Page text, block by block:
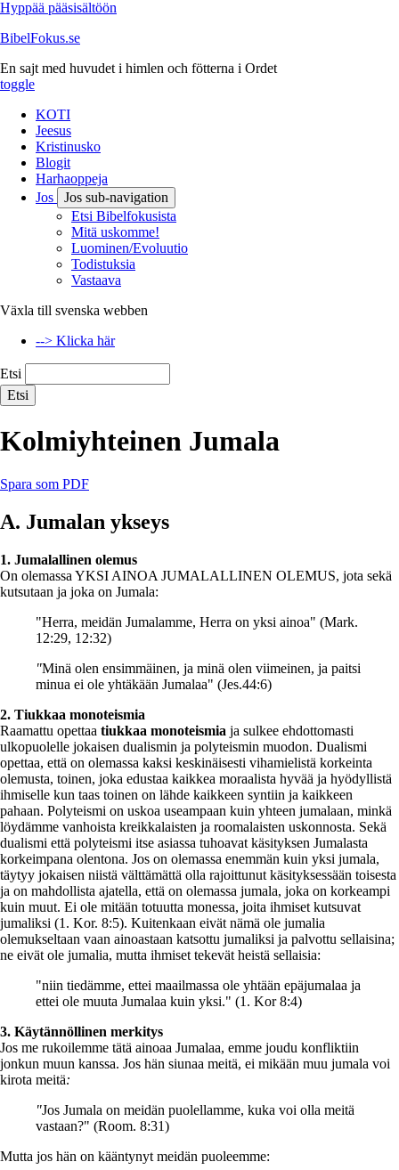
Hyppää pääsisältöön
BibelFokus.se
En sajt med huvudet i himlen och fötterna i Ordet
toggle
KOTI
Jeesus
Kristinusko
Blogit
Harhaoppeja
Jos
Jos sub-navigation
Etsi Bibelfokusista
Mitä uskomme!
Luominen/Evoluutio
Todistuksia
Vastaava
Växla till svenska webben
--> Klicka här
Etsi
Kolmiyhteinen Jumala
Spara som PDF
A. Jumalan ykseys
1. Jumalallinen olemus
On olemassa YKSI AINOA JUMALALLINEN OLEMUS, jota sekä
kutsutaan ja joka on Jumala:
"Herra, meidän Jumalamme, Herra on yksi ainoa" (Mark.
12:29, 12:32)
"Minä olen ensimmäinen, ja minä olen viimeinen, ja paitsi
minua ei ole yhtäkään Jumalaa" (Jes.44:6)
2. Tiukkaa monoteismia
Raamattu opettaa tiukkaa monoteismia ja sulkee ehdottomasti
ulkopuolelle jokaisen dualismin ja polyteismin muodon. Dualismi
opettaa, että on olemassa kaksi keskinäisesti vihamielistä korkeinta
olemusta, toinen, joka edustaa kaikkea moraalista hyvää ja hyödyllistä
ihmiselle kun taas toinen on lähde kaikkeen syntiin ja kaikkeen
pahaan. Polyteismi on uskoa useampaan kuin yhteen jumalaan, minkä
löydämme vanhoista kreikkalaisten ja roomalaisten uskonnosta. Sekä
dualismi että polyteismi itse asiassa tuhoavat käsityksen Jumalasta
korkeimpana olentona. Jos on olemassa enemmän kuin yksi jumala,
täytyy jokaisen niistä välttämättä olla rajoittunut käsityksessään toisesta
ja on mahdollista ajatella, että on olemassa jumala, joka on korkeampi
kuin muut. Ei ole mitään totuutta monessa, joita ihmiset kutsuvat
jumaliksi (1. Kor. 8:5). Kuitenkaan eivät nämä ole jumalia
olemukseltaan vaan ainoastaan katsottu jumaliksi ja palvottu sellaisina;
ne eivät ole jumalia, mutta ihmiset tekevät heistä sellaisia:
"niin tiedämme, ettei maailmassa ole yhtään epäjumalaa ja
ettei ole muuta Jumalaa kuin yksi." (1. Kor 8:4)
3. Käytännöllinen merkitys
Jos me rukoilemme tätä ainoaa Jumalaa, emme joudu konfliktiin
jonkun muun kanssa. Jos hän siunaa meitä, ei mikään muu jumala voi
kirota meitä:
"Jos Jumala on meidän puolellamme, kuka voi olla meitä
vastaan?" (Room. 8:31)
Mutta jos hän on kääntynyt meidän puoleemme: